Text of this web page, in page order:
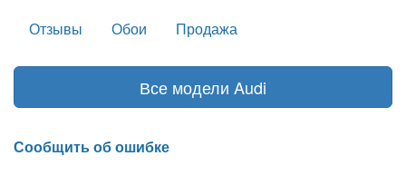
Отзывы
Обои Продажа
Все модели Audi
Сообщить об ошибке